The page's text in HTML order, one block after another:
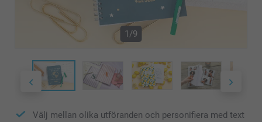
1/9
Välj mellan olika utföranden och personifiera med text